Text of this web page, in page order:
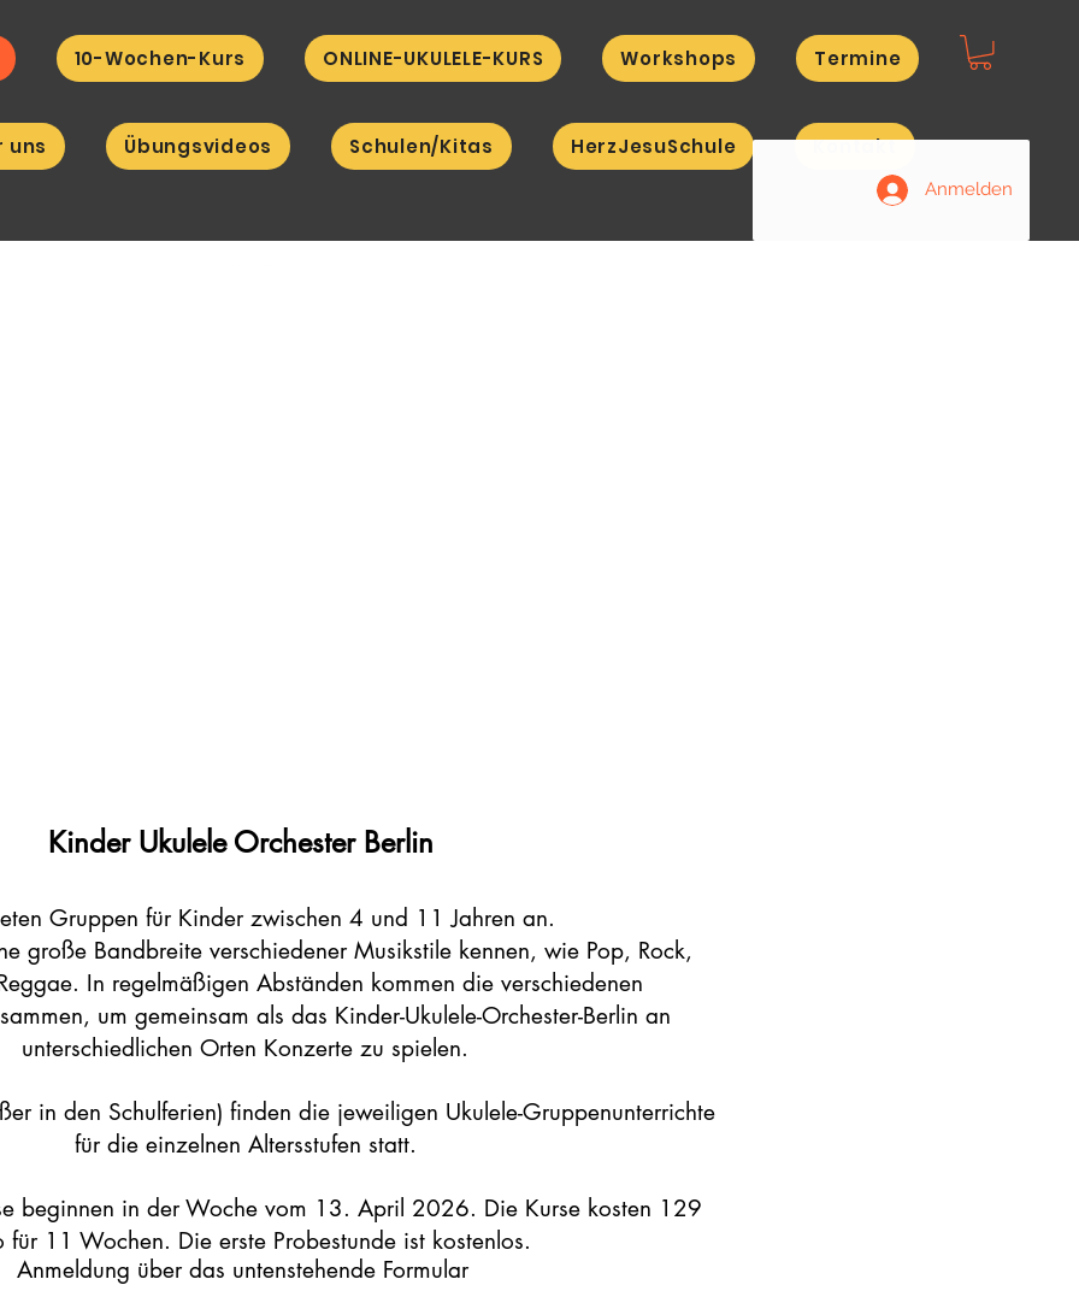
10-Wochen-Kurs ONLINE-UKULELE-KURS Workshops Termine
uns Übungsvideos Schulen/Kitas HerzJesuSchule Kontakt
Anmelden
Kinder Ukulele Orchester Berlin
Gruppen für Kinder zwischen 4 und 11 Jahren an.
große Bandbreite verschiedener Musikstile kennen, wie Pop, Rock,
In regelmäßigen Abständen kommen die verschiedenen
um gemeinsam als das Kinder-Ukulele-Orchester-Berlin an
unterschiedlichen Orten Konzerte zu spielen.
in den Schulferien) finden die jeweiligen Ukulele-Gruppenunterrichte
für die einzelnen Altersstufen statt.
beginnen in der Woche vom 13. April 2026. Die Kurse kosten 129
für 11 Wochen. Die erste Probestunde ist kostenlos.
Anmeldung über das untenstehende Formular